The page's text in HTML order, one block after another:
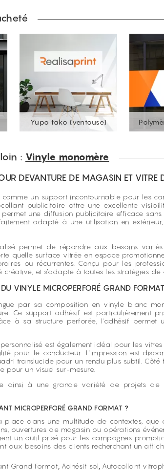
Yupo tako (ventouse)
: Vinyle monomère
DEVANTURE DE MAGASIN ET VITRE
comme un support incontournable pour les
publicitaire offre une excellente
une diffusion publicitaire efficace
adapté à une utilisation en
permet de répondre aux besoins
quelle surface vitrée en espace
ou récurrentes. Conçu pour les
et s’adapte à toutes les stratégies de
VINYLE MICROPERFORÉ GRAND
par sa composition en vinyle blanc
Ce support adhésif est particulièrement
à sa structure perforée, l’adhésif
est également idéal pour les
pour le conducteur. L'impression est
translucide pour un rendu plus subtil.
un visuel sur-mesure.
ainsi à une grande variété de projets
MICROPERFORÉ GRAND FORMAT ?
place dans une multitude de contextes,
ouvertures de magasin ou opérations
un outil prisé pour les campagnes
aux besoins des clients recherchant un
Grand Format Adhésif sol Autocollant